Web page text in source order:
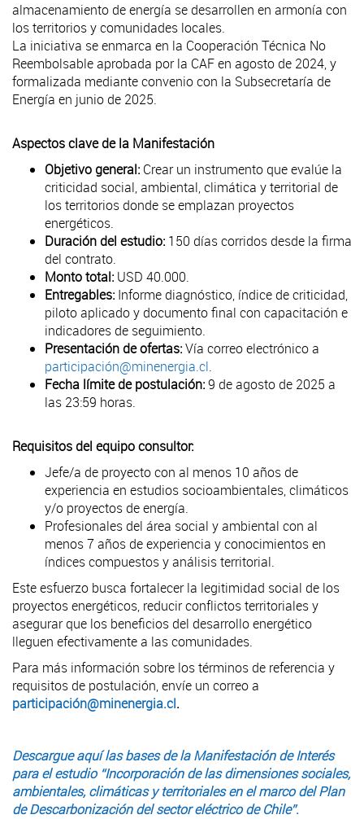
almacenamiento de energía se desarrollen en armonía con
los territorios y comunidades locales.
La iniciativa se enmarca en la Cooperación Técnica No
Reembolsable aprobada por la CAF en agosto de 2024, y
formalizada mediante convenio con la Subsecretaría de
Energía en junio de 2025.
Aspectos clave de la Manifestación
Objetivo general: Crear un instrumento que evalúe la
criticidad social, ambiental, climática y territorial de
los territorios donde se emplazan proyectos
energéticos.
Duración del estudio: 150 días corridos desde la firma
del contrato.
Monto total: USD 40.000.
Entregables: Informe diagnóstico, índice de criticidad,
piloto aplicado y documento final con capacitación e
indicadores de seguimiento.
Presentación de ofertas:Vía correo electrónico a
participación@minenergia.cl.
Fecha límite de postulación:9 de agosto de 2025 a
las 23:59 horas.
Requisitos del equipo consultor:
Jefe/a de proyecto con al menos 10 años de
experiencia en estudios socioambientales, climáticos
y/o proyectos de energía.
Profesionales del área social y ambiental con al
menos 7 años de experiencia y conocimientos en
índices compuestos y análisis territorial.
Este esfuerzo busca fortalecer la legitimidad social de los
proyectos energéticos, reducir conflictos territoriales y
asegurar que los beneficios del desarrollo energético
lleguen efectivamente a las comunidades.
Para más información sobre los términos de referencia y
requisitos de postulación, envíe un correo a
participación@minenergia.cl.
Descargue aquí las bases de la Manifestación de Interés
para el estudio “Incorporación de las dimensiones sociales,
ambientales, climáticas y territoriales en el marco del Plan
de Descarbonización del sector eléctrico de Chile”.